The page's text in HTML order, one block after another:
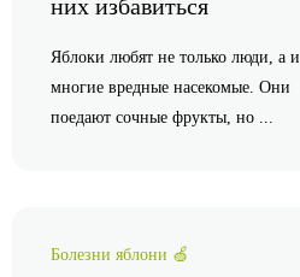
них избавиться
Яблоки любят не только люди, а и
многие вредные насекомые. Они
поедают сочные фрукты, но ...
Болезни яблони 🍏